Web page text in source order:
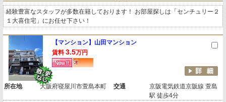
経験豊富なスタッフが多数在籍しております！ お部屋探しは「センチュリー２
１大喜住宅」にお任せ下さい！
【マンション】山田マンション
賃料 3.5万円
所在地 大阪府寝屋川市萱島本町 交通
京阪電気鉄道京阪線 萱島
駅 徒歩4分